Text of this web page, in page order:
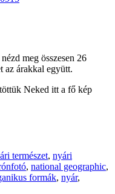
meg összesen 26
az árakkal együtt.
Neked itt a fő kép
természet, nyári
, national geographic,
formák, nyár,